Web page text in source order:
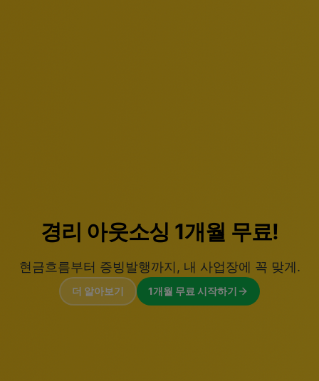
법인설립 0원.
법인설립, 사업자 등록부터 정점까지.
더 알아보기 법인설립 무료 지원받기